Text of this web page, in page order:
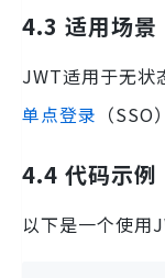
4.3 适用场景
JWT适用于无状
单点登录 （SSO
4.4 代码示例
以下是一个使用